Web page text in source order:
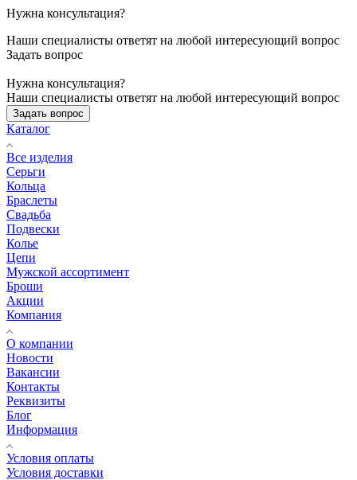
Нужна консультация?
Наши специалисты ответят на любой интересующий вопрос
Задать вопрос
Нужна консультация?
Наши специалисты ответят на любой интересующий вопрос
Задать вопрос
Каталог
Все изделия
Серьги
Кольца
Браслеты
Свадьба
Подвески
Колье
Цепи
Мужской ассортимент
Броши
Акции
Компания
О компании
Новости
Вакансии
Контакты
Реквизиты
Блог
Информация
Условия оплаты
Условия доставки